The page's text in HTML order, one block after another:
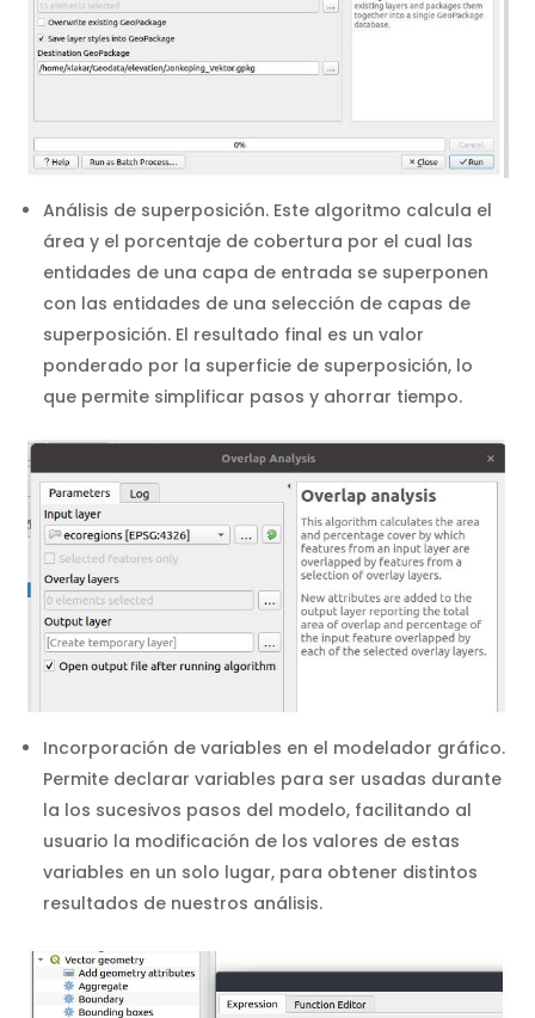
Análisis de superposición. Este algoritmo calcula el
área y el porcentaje de cobertura por el cual las
entidades de una capa de entrada se superponen
con las entidades de una selección de capas de
superposición. El resultado final es un valor
ponderado por la superficie de superposición, lo
que permite simplificar pasos y ahorrar tiempo.
Incorporación de variables en el modelador gráfico.
Permite declarar variables para ser usadas durante
la los sucesivos pasos del modelo, facilitando al
usuario la modificación de los valores de estas
variables en un solo lugar, para obtener distintos
resultados de nuestros análisis.